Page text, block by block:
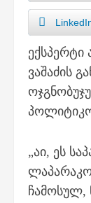
ექსპერტი
ვაშაძის
„აი, ეს
ჩამოსულ,